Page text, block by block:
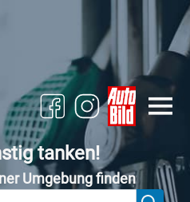
tanken!
Umgebung finden